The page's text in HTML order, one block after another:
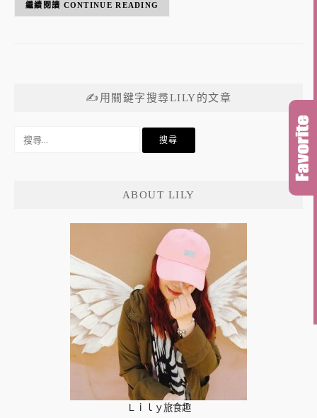
CONTINUE READING
✍用關鍵字搜尋LILY的文章
ABOUT LILY
Ｌｉｌｙ旅食趣